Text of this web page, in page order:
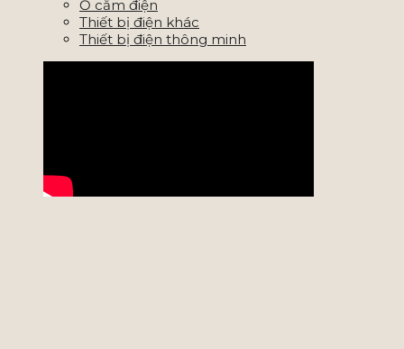
Ổ cắm điện
Thiết bị điện khác
Thiết bị điện thông minh